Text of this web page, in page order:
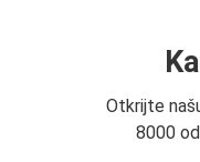
Otkrijte
8000